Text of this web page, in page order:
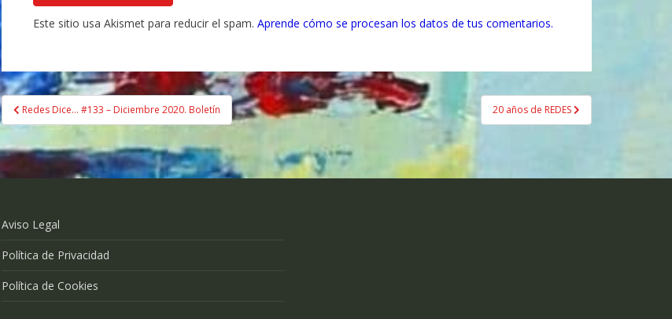
Este sitio usa Akismet para reducir el spam. Aprende cómo se procesan los datos de tus comentarios.
Navegación
de
entradas
Redes Dice… #133 – Diciembre 2020. Boletín 20 años de REDES
Aviso Legal
Política de Privacidad
Política de Cookies